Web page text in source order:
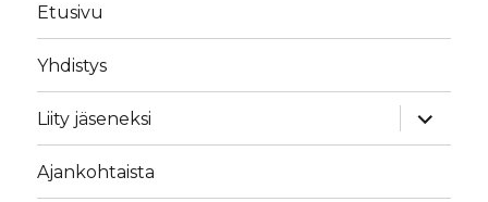
Etusivu
Yhdistys
Liity jäseneksi
näytä
Ajankohtaista